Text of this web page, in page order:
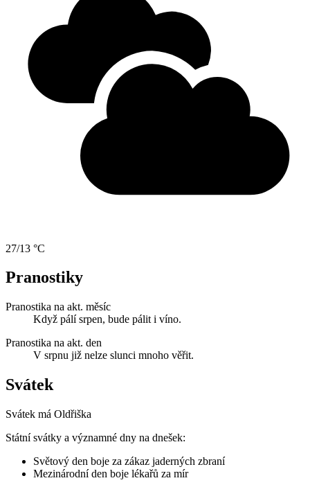
27/13 °C
Pranostiky
Pranostika na akt. měsíc
Když pálí srpen, bude pálit i víno.
Pranostika na akt. den
V srpnu již nelze slunci mnoho věřit.
Svátek
Svátek má Oldřiška
Státní svátky a významné dny na dnešek:
Světový den boje za zákaz jaderných zbraní
Mezinárodní den boje lékařů za mír